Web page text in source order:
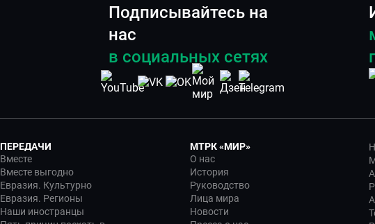
Подписывайтесь на
нас
в социальных сетях
ПЕРЕДАЧИ
Вместе
Вместе выгодно
Евразия. Культурно
Евразия. Регионы
Наши иностранцы
МТРК «МИР»
О нас
История
Руководство
Лица мира
Новости